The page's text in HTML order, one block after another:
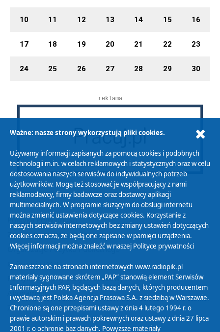
10 11 12 13 14 15 16
17 18 19 20 21 22 23
24 25 26 27 28 29 30
reklama
Polityka Prywatności
Zasady korzystania z Serwisu
Organizacje Pożytku Publicznego
Cyfryzacja DAB+
Polityka ochrony danych osobowych
Abonament
Zamówienia publiczne
Ważne: nasze strony wykorzystują pliki cookies.
Używamy informacji zapisanych za pomocą cookies i podobnych
technologii m.in. w celach reklamowych i statystycznych oraz w celu
dostosowania naszych serwisów do indywidualnych potrzeb
użytkowników. Mogą też stosować je współpracujący z nami
reklamodawcy, firmy badawcze oraz dostawcy aplikacji
multimedialnych. W programie służącym do obsługi internetu
można zmienić ustawienia dotyczące cookies. Korzystanie z
naszych serwisów internetowych bez zmiany ustawień dotyczących
cookies oznacza, że będą one zapisane w pamięci urządzenia.
Więcej informacji można znaleźć w naszej Polityce prywatności
Zamieszczone na stronach internetowych www.radiopik.pl
materiały sygnowane skrótem „PAP” stanowią element Serwisów
Informacyjnych PAP, będących bazą danych, których producentem
i wydawcą jest Polska Agencja Prasowa S.A. z siedzibą w Warszawie.
Chronione są one przepisami ustawy z dnia 4 lutego 1994 r. o
prawie autorskim i prawach pokrewnych oraz ustawy z dnia 27 lipca
2001 r. o ochronie baz danych. Powyższe materiały